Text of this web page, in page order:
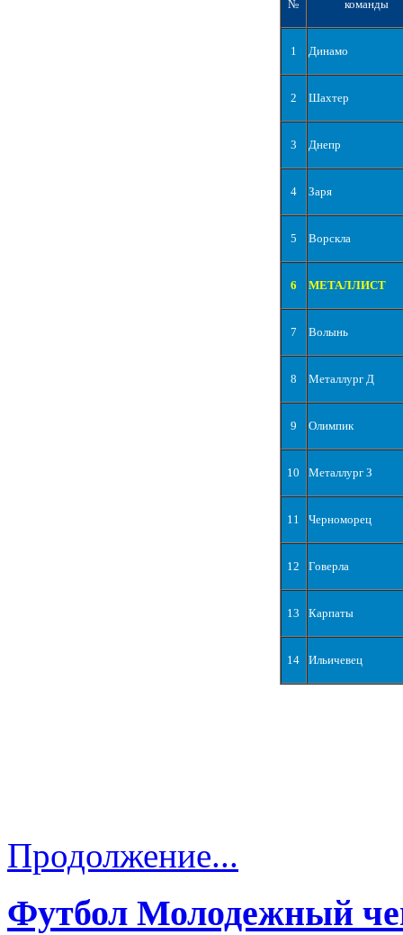
№ команды
1 Динамо
2 Шахтер
3 Днепр
4 Заря
5 Ворскла
6 МЕТАЛЛИСТ
7 Волынь
8 Металлург Д
9 Олимпик
10 Металлург З
11 Черноморец
12 Говерла
13 Карпаты
14 Ильичевец
Продолжение...
Футбол Молодежный